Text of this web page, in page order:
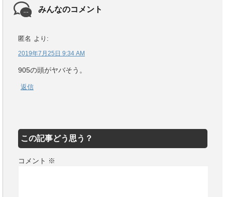
みんなのコメント
匿名 より:
2019年7月25日 9:34 AM
905の頭がヤバそう。
返信
この記事どう思う？
コメント ※